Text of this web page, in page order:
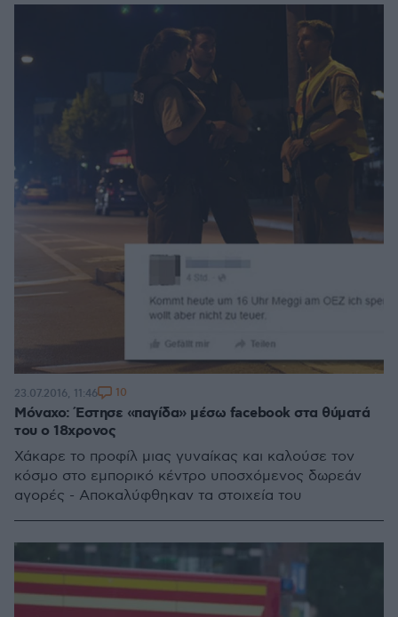
Μόναχο: Έστησε «παγίδα» μέσω facebook στα θύματά
του ο 18χρονος
Χάκαρε το προφίλ μιας γυναίκας και καλούσε τον
κόσμο στο εμπορικό κέντρο υποσχόμενος δωρεάν
αγορές - Αποκαλύφθηκαν τα στοιχεία του
23.07.2016, 11:46 10